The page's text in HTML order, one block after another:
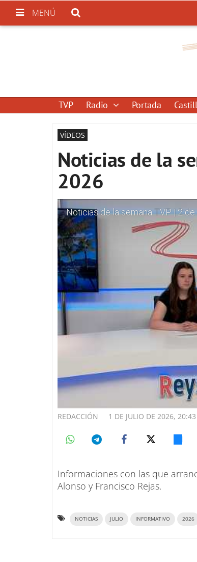
MENÚ
TVP Radio Portada
VÍDEOS
Noticias de la
2026
Noticias de la semana TVP | 2
1 DE JULIO DE 2026, 20:43
REDACCIÓN
Informaciones con las que
Alonso y Francisco Rejas.
NOTICIAS JULIO INFORMATIVO 2026